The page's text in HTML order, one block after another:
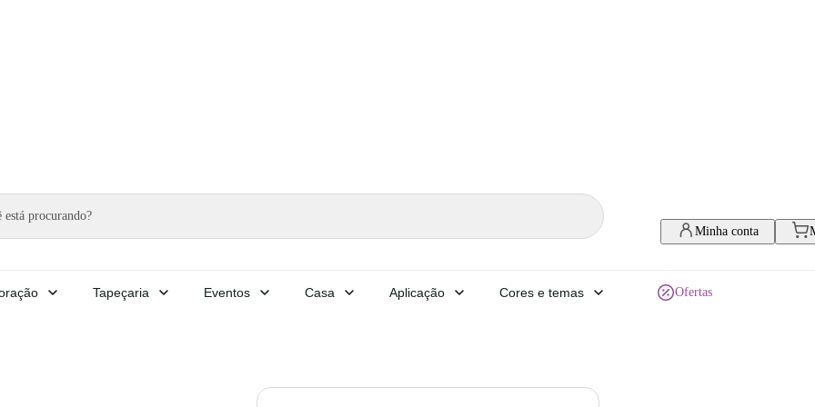
Minha conta
Tapeçaria Eventos Casa Aplicação Cores e temas Ofertas